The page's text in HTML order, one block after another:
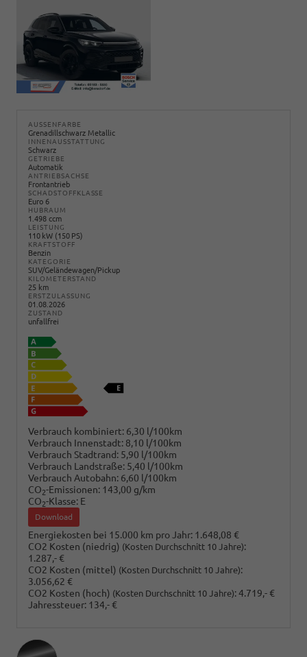
AUSSENFARBE
Grenadillschwarz Metallic
INNENAUSSTATTUNG
Schwarz
GETRIEBE
Automatik
ANTRIEBSACHSE
Frontantrieb
SCHADSTOFFKLASSE
Euro 6
HUBRAUM
1.498 ccm
LEISTUNG
110 kW (150 PS)
KRAFTSTOFF
Benzin
KATEGORIE
SUV/Geländewagen/Pickup
KILOMETERSTAND
25 km
ERSTZULASSUNG
01.08.2026
ZUSTAND
unfallfrei
Verbrauch kombiniert: 6,30 l/100km
Verbrauch Innenstadt: 8,10 l/100km
Verbrauch Stadtrand: 5,90 l/100km
Verbrauch Landstraße: 5,40 l/100km
Verbrauch Autobahn: 6,60 l/100km
CO2-Emissionen: 143,00 g/km
CO2-Klasse: E
Download
Energiekosten bei 15.000 km pro Jahr: 1.648,08 €
CO2 Kosten (niedrig) (Kosten Durchschnitt 10 Jahre):
1.287,- €
CO2 Kosten (mittel) (Kosten Durchschnitt 10 Jahre):
3.056,62 €
CO2 Kosten (hoch) (Kosten Durchschnitt 10 Jahre):4.719,- €
Jahressteuer: 134,- €